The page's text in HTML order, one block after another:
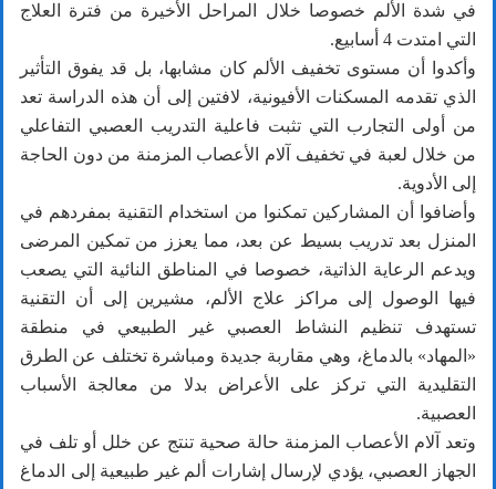
في شدة الألم خصوصا خلال المراحل الأخيرة من فترة العلاج
التي امتدت 4 أسابيع.
وأكدوا أن مستوى تخفيف الألم كان مشابها، بل قد يفوق التأثير
الذي تقدمه المسكنات الأفيونية، لافتين إلى أن هذه الدراسة تعد
من أولى التجارب التي تثبت فاعلية التدريب العصبي التفاعلي
من خلال لعبة في تخفيف آلام الأعصاب المزمنة من دون الحاجة
إلى الأدوية.
وأضافوا أن المشاركين تمكنوا من استخدام التقنية بمفردهم في
المنزل بعد تدريب بسيط عن بعد، مما يعزز من تمكين المرضى
ويدعم الرعاية الذاتية، خصوصا في المناطق النائية التي يصعب
فيها الوصول إلى مراكز علاج الألم، مشيرين إلى أن التقنية
تستهدف تنظيم النشاط العصبي غير الطبيعي في منطقة
«المهاد» بالدماغ، وهي مقاربة جديدة ومباشرة تختلف عن الطرق
التقليدية التي تركز على الأعراض بدلا من معالجة الأسباب
العصبية.
وتعد آلام الأعصاب المزمنة حالة صحية تنتج عن خلل أو تلف في
الجهاز العصبي، يؤدي لإرسال إشارات ألم غير طبيعية إلى الدماغ